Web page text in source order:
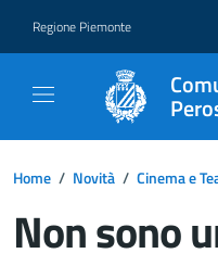
Regione Piemonte
Home / Novità / Cinema e
Non sono